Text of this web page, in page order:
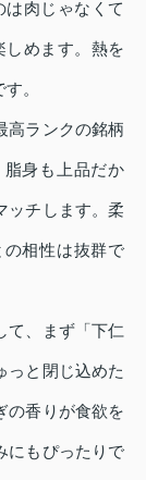
は肉じゃなくて
しめます。熱を
。
高ランクの銘柄
身も上品だか
ッチします。柔
相性は抜群で
て、まず「下仁
っと閉じ込めた
の香りが食欲を
にもぴったりで